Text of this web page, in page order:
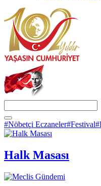
#Nöbetçi Eczaneler#Festival
Halk Masası